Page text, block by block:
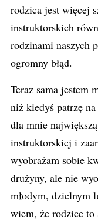
rodzica jest więcej
instruktorskich
rodzinami naszych
ogromny błąd.
Teraz sama jestem
niż kiedyś patrzę
dla mnie
instruktorskiej i
wyobrażam sobie
drużyny, ale nie
młodym, dzielnym
wiem, że rodzice